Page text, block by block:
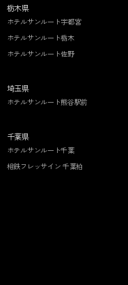
栃木県
ホテルサンルート宇都宮
ホテルサンルート栃木
ホテルサンルート佐野
埼玉県
ホテルサンルート熊谷駅前
千葉県
ホテルサンルート千葉
相鉄フレッサイン 千葉柏